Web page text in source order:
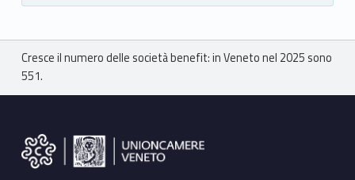
Breadcrumbs navigation
Cresce il numero delle società benefit: in Veneto nel 2025 sono
551.